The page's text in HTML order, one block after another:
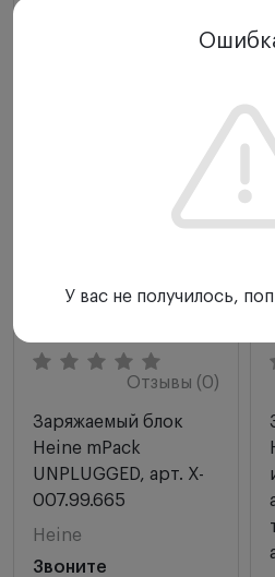
Отзывы (0)
Заряжаемый блок
Heine mPack
UNPLUGGED, арт. X-
007.99.665
Heine
Звоните
У вас не получилось,